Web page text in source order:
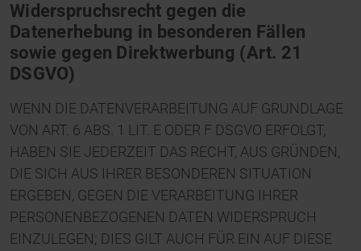
Widerspruchsrecht gegen die
Datenerhebung in besonderen Fällen
sowie gegen Direktwerbung (Art. 21
DSGVO)
WENN DIE DATENVERARBEITUNG AUF GRUNDLAGE
VON ART. 6 ABS. 1 LIT. E ODER F DSGVO ERFOLGT,
HABEN SIE JEDERZEIT DAS RECHT, AUS GRÜNDEN,
DIE SICH AUS IHRER BESONDEREN SITUATION
ERGEBEN, GEGEN DIE VERARBEITUNG IHRER
PERSONENBEZOGENEN DATEN WIDERSPRUCH
EINZULEGEN; DIES GILT AUCH FÜR EIN AUF DIESE